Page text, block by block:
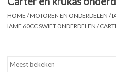
Kart Onderdelen
Laptimer
HOME /MOTOREN EN ONDERDELEN /
IAME 60CC SWIFT ONDERDELEN /